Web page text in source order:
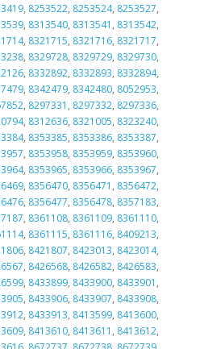
, 8253522, 8253524, 8253527,
, 8313540, 8313541 , 8313542,
, 8321715, 8321716, 8321717,
, 8329728, 8329729, 8329730,
, 8332892, 8332893, 8332894,
, 8342479, 8342480, 8052953,
, 8297331 , 8297332, 8297336,
, 8312636, 8321005, 8323240,
, 8353385, 8353386, 8353387,
, 8353958, 8353959, 8353960,
, 8353965, 8353966, 8353967,
, 8356470, 8356471 , 8356472,
, 8356477, 8356478, 8357183,
, 8361108, 8361109, 8361110,
, 8361115, 8361116, 8409213,
, 8421807, 8423013, 8423014,
, 8426568, 8426582, 8426583,
, 8433899, 8433900, 8433901 ,
, 8433906, 8433907, 8433908,
, 8433913, 8413599, 8413600,
, 8413610, 8413611 , 8413612,